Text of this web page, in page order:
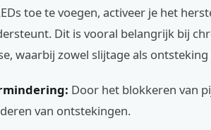
toe te voegen, activeer je het
Dit is vooral belangrijk bij
waarbij zowel slijtage als
Door het blokkeren van
van ontstekingen.